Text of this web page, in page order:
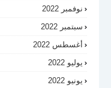
نوفمبر 2022
سبتمبر 2022
أغسطس 2022
يوليو 2022
يونيو 2022